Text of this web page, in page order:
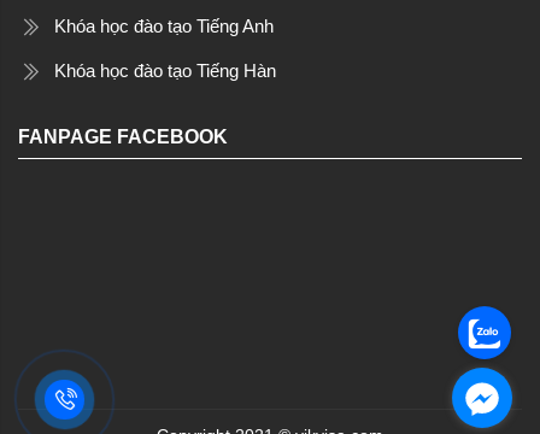
Khóa học đào tạo Tiếng Anh
Khóa học đào tạo Tiếng Hàn
FANPAGE FACEBOOK